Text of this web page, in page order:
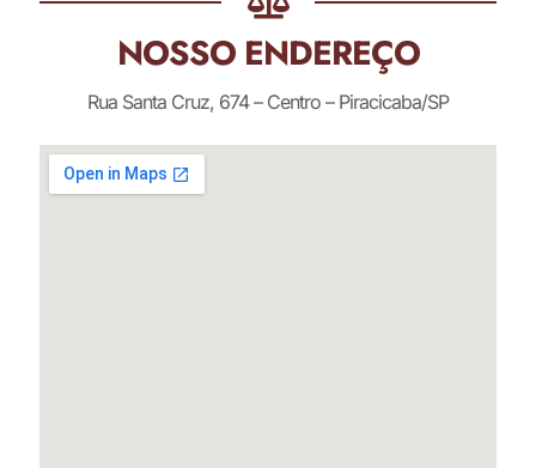
NOSSO ENDEREÇO
Rua Santa Cruz, 674 – Centro – Piracicaba/SP